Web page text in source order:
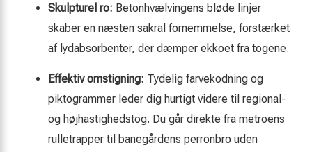
Skulpturel ro: Betonhvælvingens bløde linjer
skaber en næsten sakral fornemmelse, forstærket
af lydabsorbenter, der dæmper ekkoet fra togene.
Effektiv omstigning: Tydelig farve­kodning og
piktogrammer leder dig hurtigt videre til regional-
og højhastighedstog. Du går direkte fra metroens
rulletrapper til banegårdens perronbro uden